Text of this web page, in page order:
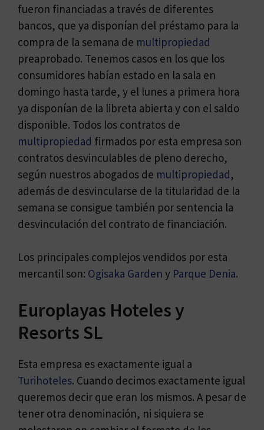
fueron financiadas a través de diferentes
bancos, que ya disponían del préstamo para la
compra de la semana de multipropiedad
preaprobado. Tenemos casos en los que los
consumidores habían estado en la sala en
domingo hasta tarde, y el lunes a primera hora
ya disponían de la libreta abierta y con el saldo
disponible. Todos los contratos de
multipropiedad firmados por esta empresa son
contratos desvinculables de pleno derecho,
según nuestros abogados de multipropiedad,
además de desvincularse de la titularidad de la
semana se consigue también por sentencia la
desvinculación del contrato de financiación.
Los principales complejos vendidos por esta
mercantil son: Ogisaka Garden y Parque Denia.
Europlayas Hoteles y
Resorts SL
Esta empresa es exactamente igual a
Turihoteles. Cuando decimos exactamente igual
queremos decir que eran los mismos. A pesar de
tener otra denominación, ni siquiera se